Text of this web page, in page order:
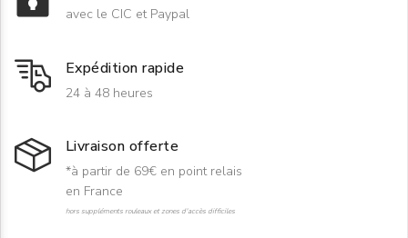
avec le CIC et Paypal
Expédition rapide
24 à 48 heures
Livraison offerte
*à partir de 69€ en point relais
en France
hors suppléments rouleaux et zones d'accès difficiles